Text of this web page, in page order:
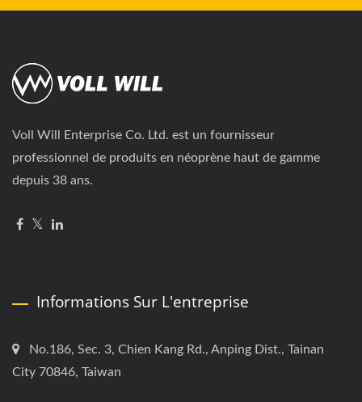
Voll Will Enterprise Co. Ltd. est un fournisseur
professionnel de produits en néoprène haut de gamme
depuis 38 ans.
Informations Sur L'entreprise
No.186, Sec. 3, Chien Kang Rd., Anping Dist., Tainan
City 70846, Taiwan